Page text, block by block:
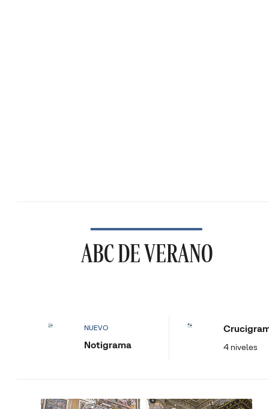
ABC DE VERANO
NUEVO
Notigrama 4 niveles